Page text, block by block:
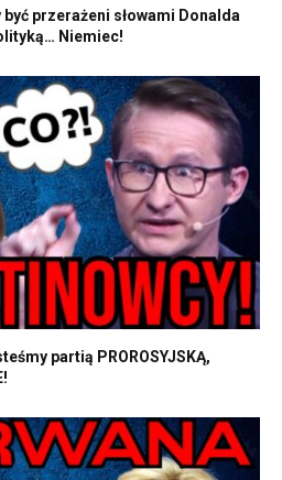
przerażeni słowami Donalda
Niemiec!
partią PROROSYJSKĄ,